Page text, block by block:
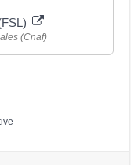
(Cnaf)